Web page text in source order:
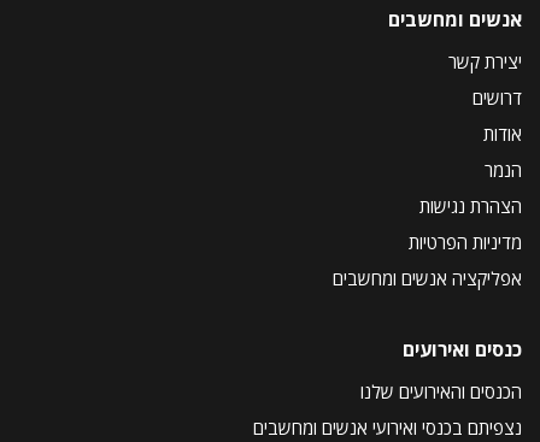
אנשים ומחשבים
יצירת קשר
דרושים
אודות
הנמר
הצהרת נגישות
מדיניות הפרטיות
אפליקציה אנשים ומחשבים
כנסים ואירועים
הכנסים והאירועים שלנו
נצפיתם בכנסי ואירועי אנשים ומחשבים